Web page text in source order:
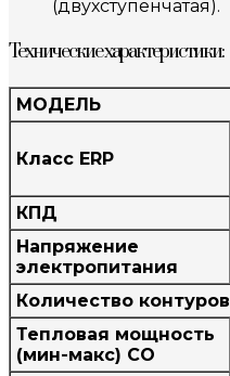
(двухступенчатая).
Технические характеристики:
МОДЕЛЬ
Класс ERP
КПД
Напряжение
электропитания
Количество контуров
Тепловая мощность
(мин-макс) CO